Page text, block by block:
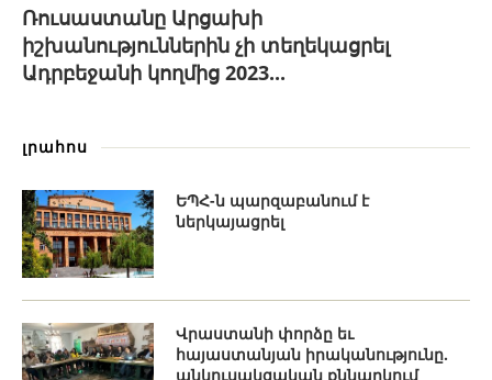
Ռուսաստանը Արցախի
իշխանություններին չի տեղեկացրել
Ադրբեջանի կողմից 2023...
լրահոս
ԵՊՀ-ն պարզաբանում է
ներկայացրել
Վրաստանի փորձը եւ
հայաստանյան իրականությունը.
անկուսակցական քննարկում